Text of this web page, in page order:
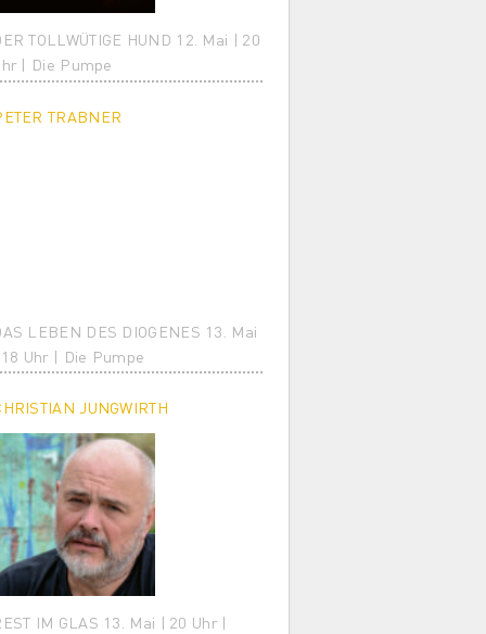
TOLLWÜTIGE HUND 12. Mai | 20
| Die Pumpe
TRABNER
LEBEN DES DIOGENES 13. Mai
Uhr | Die Pumpe
JUNGWIRTH
IM GLAS 13. Mai | 20 Uhr |